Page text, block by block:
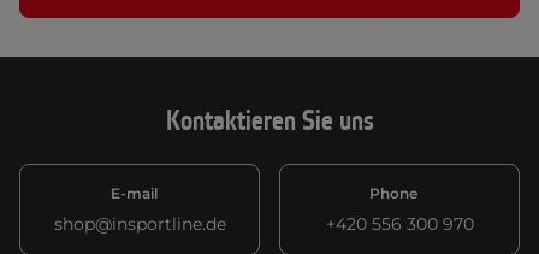
Kontaktieren Sie uns
E-mail
shop@insportline.de
Phone
+420 556 300 970